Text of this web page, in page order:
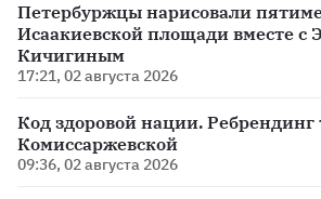
Петербуржцы нарисовали
Исаакиевской площади вместе с
Кичигиным
17:21, 02 августа 2026
Код здоровой нации. Ребрендинг
Комиссаржевской
09:36, 02 августа 2026